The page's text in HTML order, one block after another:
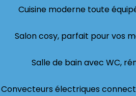
Cuisine moderne toute
Salon cosy, parfait pour vos
Salle de bain avec WC,
Convecteurs électriques